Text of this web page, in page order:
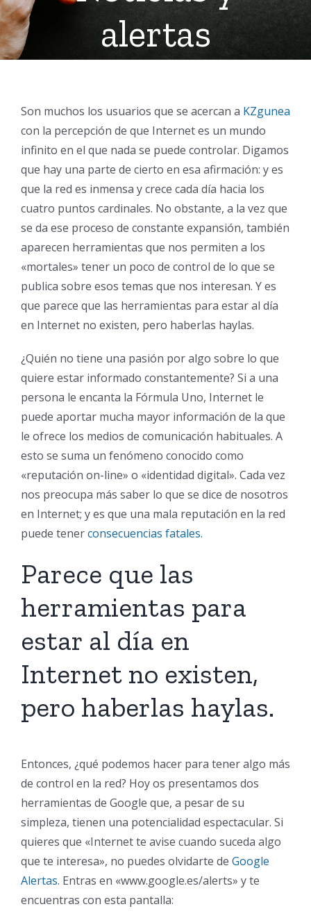
alertas
Son muchos los usuarios que se acercan a KZgunea
con la percepción de que Internet es un mundo
infinito en el que nada se puede controlar. Digamos
que hay una parte de cierto en esa afirmación: y es
que la red es inmensa y crece cada día hacia los
cuatro puntos cardinales. No obstante, a la vez que
se da ese proceso de constante expansión, también
aparecen herramientas que nos permiten a los
«mortales» tener un poco de control de lo que se
publica sobre esos temas que nos interesan. Y es
que parece que las herramientas para estar al día
en Internet no existen, pero haberlas haylas.
¿Quién no tiene una pasión por algo sobre lo que
quiere estar informado constantemente? Si a una
persona le encanta la Fórmula Uno, Internet le
puede aportar mucha mayor información de la que
le ofrece los medios de comunicación habituales. A
esto se suma un fenómeno conocido como
«reputación on-line» o «identidad digital». Cada vez
nos preocupa más saber lo que se dice de nosotros
en Internet; y es que una mala reputación en la red
puede tenerconsecuencias fatales.
Parece que las
herramientas para
estar al día en
Internet no existen,
pero haberlas haylas.
Entonces, ¿qué podemos hacer para tener algo más
de control en la red? Hoy os presentamos dos
herramientas de Google que, a pesar de su
simpleza, tienen una potencialidad espectacular. Si
quieres que «Internet te avise cuando suceda algo
que te interesa», no puedes olvidarte de Google
Alertas. Entras en «www.google.es/alerts» y te
encuentras con esta pantalla: